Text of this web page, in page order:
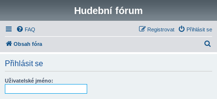
Hudební fórum
FAQ Přihlásit se
Registrovat
Obsah fóra
Přihlásit se
Uživatelské jméno: